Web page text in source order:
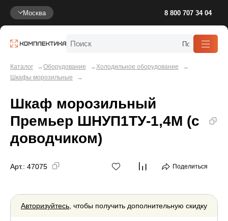
Москва 8 800 707 34 04
Каталог Оборудование
Холодильное оборудование
Шкафы морозильные
Шкаф морозильный
Премьер ШНУП1ТУ-1,4М (с
доводчиком)
Арт.: 47075 Поделиться
Авторизуйтесь, чтобы получить дополнительную скидку